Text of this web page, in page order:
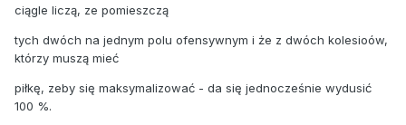
ciągle liczą, ze pomieszczą
tych dwóch na jednym polu ofensywnym i że z dwóch kolesioów,
którzy muszą mieć
piłkę, zeby się maksymalizować - da się jednocześnie wydusić
100 %.